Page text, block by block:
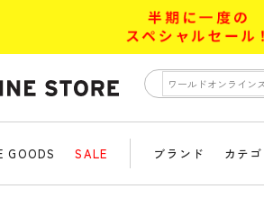
GOODS SALE ブランド カテ